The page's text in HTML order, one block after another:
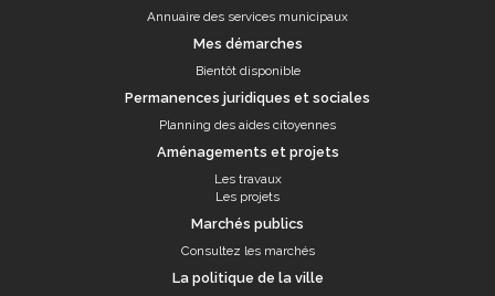
Annuaire des services municipaux
Mes démarches
Bientôt disponible
Permanences juridiques et sociales
Planning des aides citoyennes
Aménagements et projets
Les travaux
Les projets
Marchés publics
Consultez les marchés
La politique de la ville